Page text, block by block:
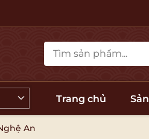
Trang chủ
An